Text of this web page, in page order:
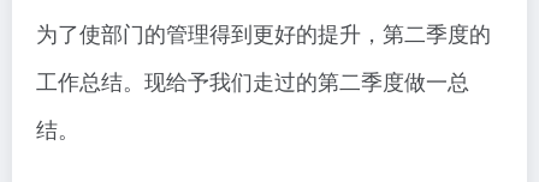
为了使部门的管理得到更好的提升，第二季度的
工作总结。现给予我们走过的第二季度做一总
结。